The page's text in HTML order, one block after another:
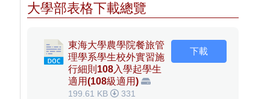
大學部表格下載總覽
東海大學農學院餐旅管
理學系學生校外實習施
行細則108入學起學生
適用(108級適用)
199.61 KB
331
下載